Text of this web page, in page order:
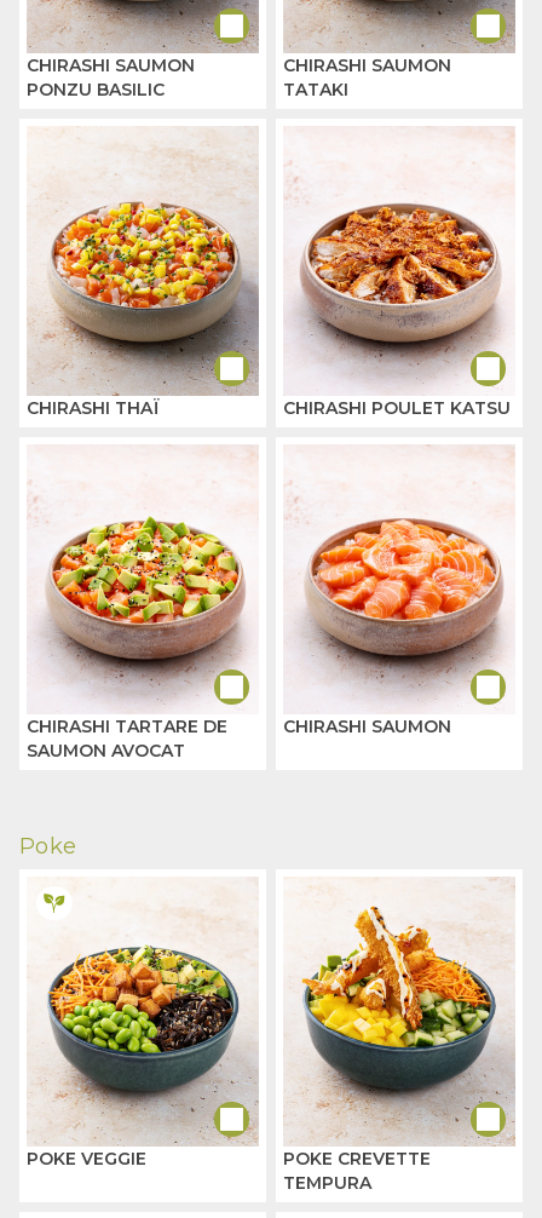
CHIRASHI SAUMON
PONZU BASILIC
CHIRASHI SAUMON
TATAKI
CHIRASHI THAÏ CHIRASHI POULET KATSU
CHIRASHI TARTARE DE
SAUMON AVOCAT
CHIRASHI SAUMON
Poke
POKE VEGGIE
POKE CREVETTE
TEMPURA